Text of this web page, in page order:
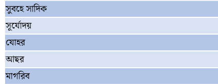
সুবহে সাদিক
সূর্যোদয়
যোহর
আছর
মাগরিব